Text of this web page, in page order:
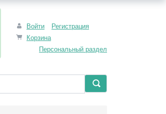
Войти
Регистрация
Корзина
Персональный раздел